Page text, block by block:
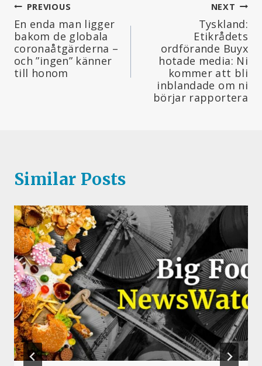
Inläggsnavigering
PREVIOUS
En enda man ligger
bakom de globala
coronaåtgärderna –
och ”ingen” känner
till honom
NEXT
Tyskland:
Etikrådets
ordförande Buyx
hotade media: Ni
kommer att bli
inblandade om ni
börjar rapportera
Similar Posts